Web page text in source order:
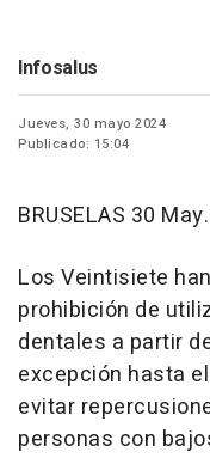
Infosalus
Jueves, 30 mayo 2024
Publicado: 15:04
BRUSELAS 30
Los Veintisiete
prohibición de
dentales a partir
excepción hasta
evitar
personas con